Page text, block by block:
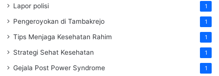
Lapor polisi 1
Pengeroyokan di Tambakrejo 1
Tips Menjaga Kesehatan Rahim 1
Strategi Sehat Kesehatan 1
Gejala Post Power Syndrome 1